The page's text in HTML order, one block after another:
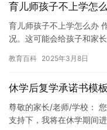
育儿师孩子不上学怎
育儿师孩子不上学怎么办
况。这可能会给孩子和家
孩子…
教育百科 2025年3月8日
休学后复学承诺书模
尊敬的家长/老师/学校：
支持下，我将在休学期间